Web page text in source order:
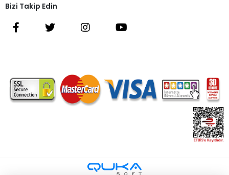
Bizi Takip Edin